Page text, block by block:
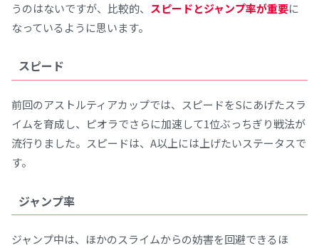
うのはないですが、比較的、 スピードとジャンプ率が重要に
なっているように思います。
スピード
前回のアストルティアカップでは、スピードをSにあげたスラ
イムを育成し、ピオラでさらに加速して1位ぶっちぎり戦法が
流行りました。スピードは、A以上には上げたいステータスで
す。
ジャンプ率
ジャンプ中は、ほかのスライムからの妨害を回避できるほ